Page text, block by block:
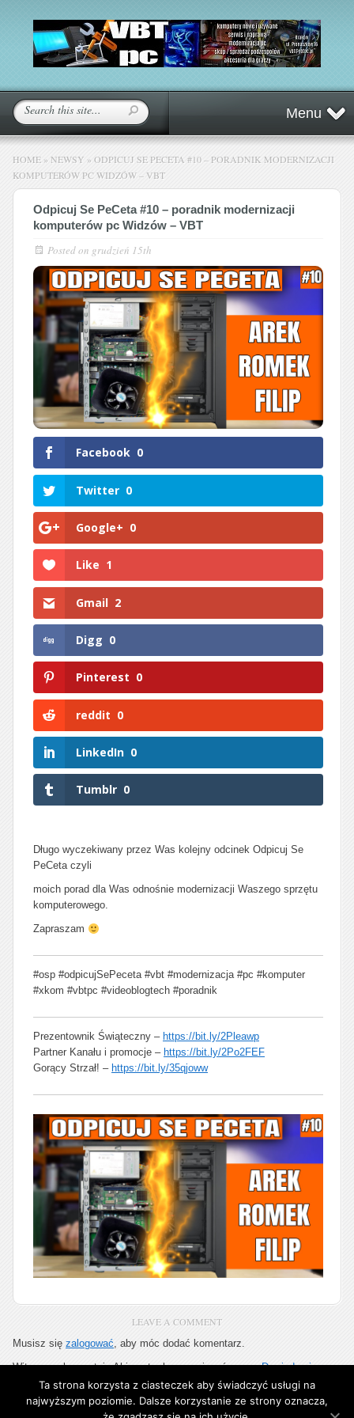
Menu
HOME » NEWSY » ODPICUJ SE PECETA #10 – PORADNIK MODERNIZACJI
KOMPUTERÓW PC WIDZÓW – VBT
Odpicuj Se PeCeta #10 – poradnik modernizacji
komputerów pc Widzów – VBT
Posted on grudzień 15th
Facebook 0
Twitter 0
Google+ 0
Like 1
Gmail 2
Digg 0
Pinterest 0
reddit 0
LinkedIn 0
Tumblr 0
Długo wyczekiwany przez Was kolejny odcinek Odpicuj Se
PeCeta czyli
moich porad dla Was odnośnie modernizacji Waszego sprzętu
komputerowego.
Zapraszam
#osp #odpicujSePeceta #vbt #modernizacja #pc #komputer
#xkom #vbtpc #videoblogtech #poradnik
Prezentownik Świąteczny – https://bit.ly/2Pleawp
Partner Kanału i promocje – https://bit.ly/2Po2FEF
Gorący Strzał! – https://bit.ly/35qjoww
LEAVE A COMMENT
Musisz się zalogować , aby móc dodać komentarz.
Witryna wykorzystuje Akismet, aby ograniczyć spam.Dowiedz się
więcej jak przetwarzane są dane komentarzy .
Ta strona korzysta z ciasteczek aby świadczyć usługi na
najwyższym poziomie. Dalsze korzystanie ze strony oznacza,